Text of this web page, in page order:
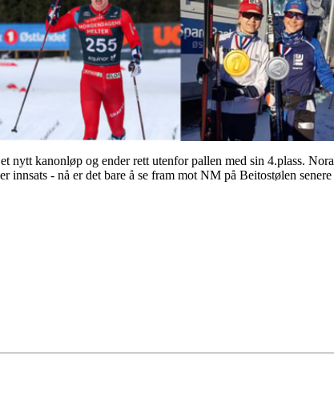
nytt kanonløp og ender rett utenfor pallen med sin 4.plass. Nora
innsats - nå er det bare å se fram mot NM på Beitostølen senere